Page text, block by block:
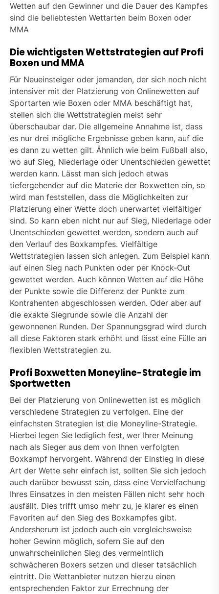
Wetten auf den Gewinner und die Dauer des Kampfes
sind die beliebtesten Wettarten beim Boxen oder
MMA
Die wichtigsten Wettstrategien auf Profi
Boxen und MMA
Für Neueinsteiger oder jemanden, der sich noch nicht
intensiver mit der Platzierung von Onlinewetten auf
Sportarten wie Boxen oder MMA beschäftigt hat,
stellen sich die Wettstrategien meist sehr
überschaubar dar. Die allgemeine Annahme ist, dass
es nur drei mögliche Ergebnisse geben kann, auf die
es dann zu wetten gilt. Ähnlich wie beim Fußball also,
wo auf Sieg, Niederlage oder Unentschieden gewettet
werden kann. Lässt man sich jedoch etwas
tiefergehender auf die Materie der Boxwetten ein, so
wird man feststellen, dass die Möglichkeiten zur
Platzierung einer Wette doch unerwartet vielfältiger
sind. So kann eben nicht nur auf Sieg, Niederlage oder
Unentschieden gewettet werden, sondern auch auf
den Verlauf des Boxkampfes. Vielfältige
Wettstrategien lassen sich anlegen. Zum Beispiel kann
auf einen Sieg nach Punkten oder per Knock-Out
gewettet werden. Auch können Wetten auf die Höhe
der Punkte sowie die Differenz der Punkte zum
Kontrahenten abgeschlossen werden. Oder aber auf
die exakte Siegrunde sowie die Anzahl der
gewonnenen Runden. Der Spannungsgrad wird durch
all diese Faktoren stark erhöht und lässt eine Fülle an
flexiblen Wettstrategien zu.
Profi Boxwetten Moneyline-Strategie im
Sportwetten
Bei der Platzierung von Onlinewetten ist es möglich
verschiedene Strategien zu verfolgen. Eine der
einfachsten Strategien ist die Moneyline-Strategie.
Hierbei legen Sie lediglich fest, wer Ihrer Meinung
nach als Sieger aus dem von Ihnen verfolgten
Boxkampf hervorgeht. Während der Einstieg in diese
Art der Wette sehr einfach ist, sollten Sie sich jedoch
auch darüber bewusst sein, dass eine Vervielfachung
Ihres Einsatzes in den meisten Fällen nicht sehr hoch
ausfällt. Dies trifft umso mehr zu, je klarer es einen
Favoriten auf den Sieg des Boxkampfes gibt.
Andersherum ist jedoch auch ein vergleichsweise
hoher Gewinn möglich, sofern Sie auf den
unwahrscheinlichen Sieg des vermeintlich
schwächeren Boxers setzen und dieser tatsächlich
eintritt. Die Wettanbieter nutzen hierzu einen
entsprechenden Faktor zur Errechnung der